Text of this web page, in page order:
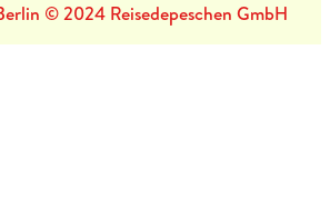
© 2024 Reisedepeschen GmbH